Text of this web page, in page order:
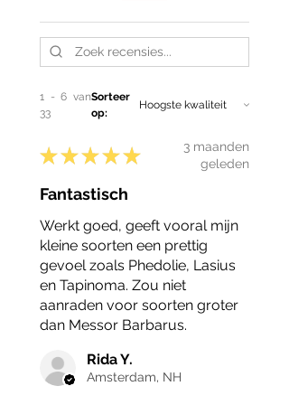
1 - 6 van
33
Sorteer
op:
★ ★ ★ ★ ★
3 maanden
geleden
Fantastisch
Werkt goed, geeft vooral mijn
kleine soorten een prettig
gevoel zoals Phedolie, Lasius
en Tapinoma. Zou niet
aanraden voor soorten groter
dan Messor Barbarus.
Rida Y.
Amsterdam, NH